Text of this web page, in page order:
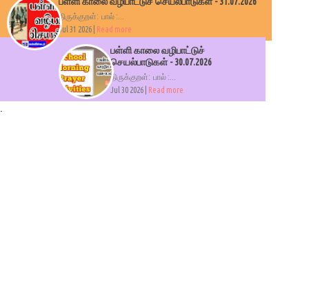
திருக்குறள்: பால் :...
Jul 31 2026 |
Read more
பள்ளி காலை வழிபாட்டுச்
செயல்பாடுகள் - 30.07.2026
திருக்குறள்: பால் :...
Jul 30 2026 |
Read more